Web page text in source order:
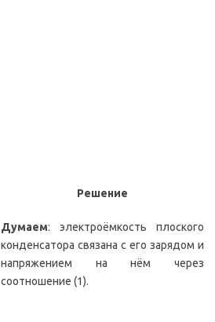
Решение
Думаем: электроёмкость плоского
конденсатора связана с его зарядом и
напряжением на нём через
соотношение (1).